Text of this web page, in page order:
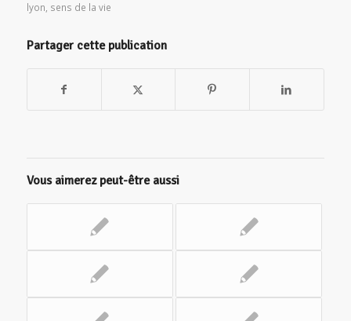
lyon, sens de la vie
Partager cette publication
Vous aimerez peut-être aussi